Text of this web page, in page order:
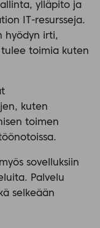
ylläpito ja
IT-resursseja.
hyödyn irti,
toimia kuten
kuten
toimen
sovelluksiin
Palvelu
selkeään